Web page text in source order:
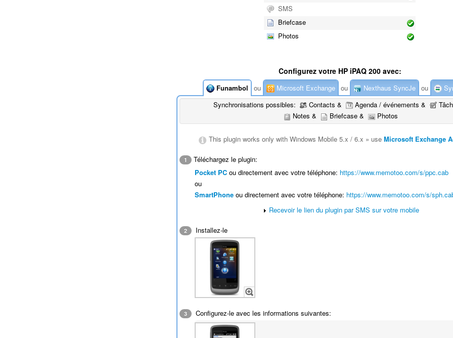
SMS
Briefcase
Photos
Configurez votre HP iPAQ 200 avec:
Funambol ou Microsoft Exchange ou Nexthaus SyncJe ou
Synchronisations possibles:
Contacts & Agenda / événements &
Notes &
Briefcase & Photos
This plugin works only with Windows Mobile 5.x / 6.x » use Microsoft Exchange
1
Téléchargez le plugin:
Pocket PC ou directement avec votre téléphone: https://www.memotoo.com/s/ppc.cab
ou
SmartPhone ou directement avec votre téléphone: https://www.memotoo.com/s/
Recevoir le lien du plugin par SMS sur votre mobile
2 Installez-le
3 Configurez-le avec les informations suivantes: